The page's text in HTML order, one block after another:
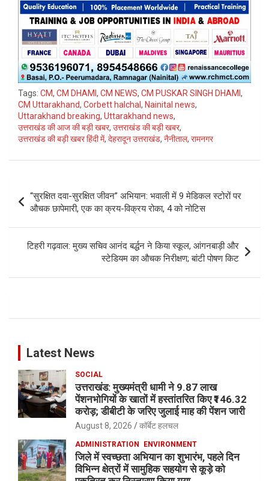
Tags: CM, CM DHAMI , CM NEWS, CM PUSKAR SINGH DHAMI ,
CM Uttarakhand, Corbett halchal , Nainital news,
Uttarakhand breaking, Uttarakhand news,
उत्तराखंड की आज की बड़ी खबर, उत्तराखंड की बड़ी खबर,
उत्तराखंड की बड़ी खबर हिंदी में, देहरादून उत्तराखंड, नैनीताल, रामनगर
navigation
​“सुरक्षित दवा-सुरक्षित जीवन” अभियान: भवाली में 9 मेडिकल स्टोरों पर
औचक छापेमारी, एक का क्रय-विक्रय रोका, 4 को नोटिस
टिहरी गढ़वाल: मुख्य सचिव आनंद बर्द्धन ने किया स्कूल, आंगनबाड़ी और
स्टेडियम का औचक निरीक्षण; बांटी पोषण किट
Latest News
SOCIAL
उत्तराखंड: मुख्यमंत्री धामी ने 9.87 लाख
पेंशनभोगियों के खातों में हस्तांतरित किए ₹146.32
करोड़; डीबीटी के जरिए जुलाई माह की पेंशन जारी
August 8, 2026 कॉर्बेट हलचल
ADMINISTRATION ENVIRONMENT
जिले में स्वच्छता अभियान का शुभारंभ, पहले दिन
विभिन्न क्षेत्रों में सामुहिक सहयोग से कूड़े को